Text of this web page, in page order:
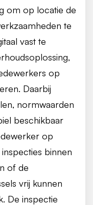
om op locatie de
te
vast te
op
Daarbij
normwaarden
beschikbaar
op
binnen
of de
vrij kunnen
De inspectie